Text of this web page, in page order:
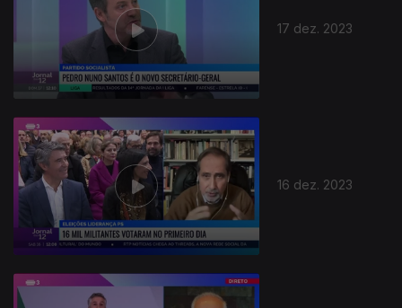
17 dez. 2023
16 dez. 2023